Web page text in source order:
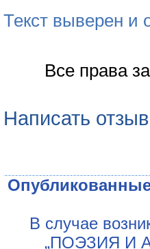
Текст выверен и
Все права
Написать
В случае
„ПОЭЗИЯ И